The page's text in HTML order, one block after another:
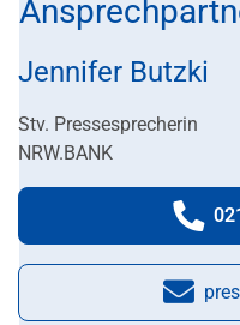
Jennifer Butzki
Stv. Pressesprecherin
NRW.BANK